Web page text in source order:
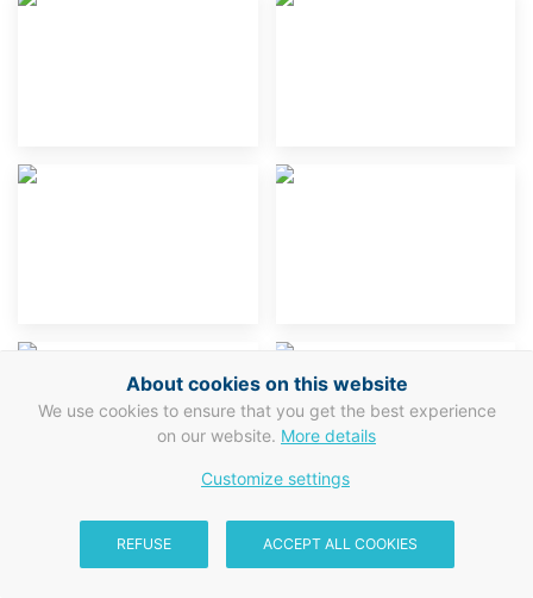
About cookies on this website
We use cookies to ensure that you get the best experience
on our website. More details
Customize settings
REFUSE ACCEPT ALL COOKIES